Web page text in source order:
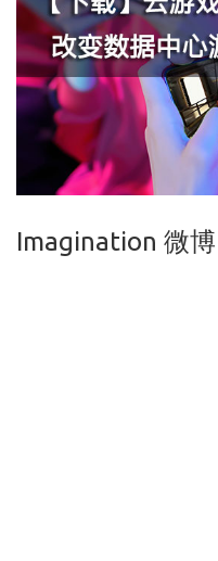
Imagination 微博